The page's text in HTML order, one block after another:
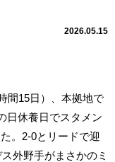
2026.05.15
間15日）、本拠地で
日休養日でスタメン
。2-0とリードで迎
外野手がまさかのミ